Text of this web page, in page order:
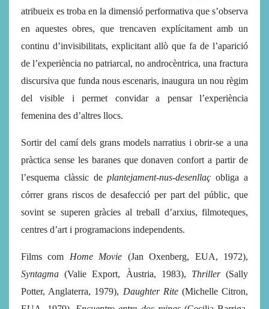
atribueix es troba en la dimensió performativa que s’observa
en aquestes obres, que trencaven explícitament amb un
continu d’invisibilitats, explicitant allò que fa de l’aparició
de l’experiència no patriarcal, no androcèntrica, una fractura
discursiva que funda nous escenaris, inaugura un nou règim
del visible i permet convidar a pensar l’experiència
femenina des d’altres llocs.
Sortir del camí dels grans models narratius i obrir-se a una
pràctica sense les baranes que donaven confort a partir de
l’esquema clàssic deplantejament-nus-desenllaçobliga a
córrer grans riscos de desafecció per part del públic, que
sovint se superen gràcies al treball d’arxius, filmoteques,
centres d’art i programacions independents.
Films com Home Movie (Jan Oxenberg, EUA, 1972),
Syntagma (Valie Export, Àustria, 1983), Thriller(Sally
Potter, Anglaterra, 1979), Daughter Rite(Michelle Citron,